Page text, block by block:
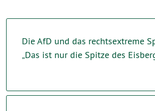
Die AfD und das rechtsextreme
„Das ist nur die Spitze des